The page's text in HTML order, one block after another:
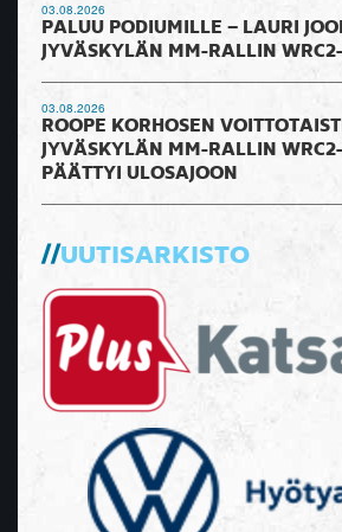
03.08.2026
PALUU PODIUMILLE – LAURI
JYVÄSKYLÄN MM-RALLIN
03.08.2026
ROOPE KORHOSEN
JYVÄSKYLÄN MM-RALLIN
PÄÄTTYI ULOSAJOON
UUTISARKISTO